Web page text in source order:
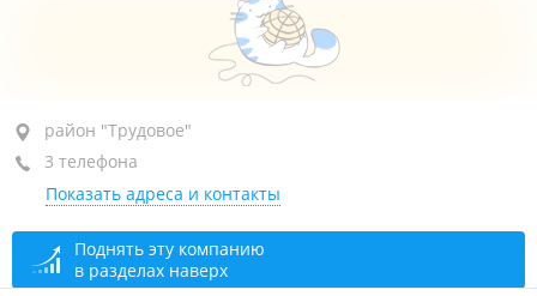
район "Трудовое", ул. Порт-Артурская, 141А
+7 991 496-78-93
+7 908 994-77-62бухгалтерия
+7 902 555-58-07
сегодня закрыто
район "Трудовое"
3 телефона
Показать адреса и контакты
Поднять эту компанию
в разделах наверх